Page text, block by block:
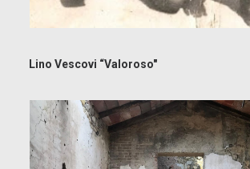
Lino Vescovi “Valoroso"